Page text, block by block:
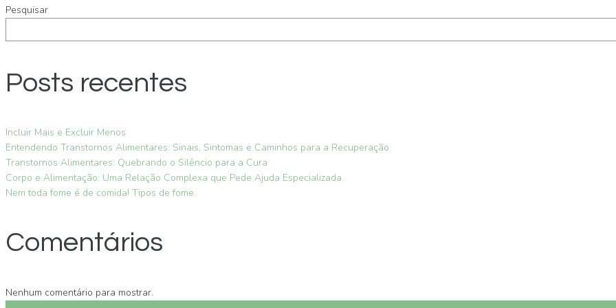
Pesquisar
Posts recentes
Incluir Mais e Excluir Menos
Entendendo Transtornos Alimentares: Sinais, Sintomas e Caminhos para a Recuperação
Transtornos Alimentares: Quebrando o Silêncio para a Cura
Corpo e Alimentação: Uma Relação Complexa que Pede Ajuda Especializada.
Nem toda fome é de comida! Tipos de fome.
Comentários
Nenhum comentário para mostrar.